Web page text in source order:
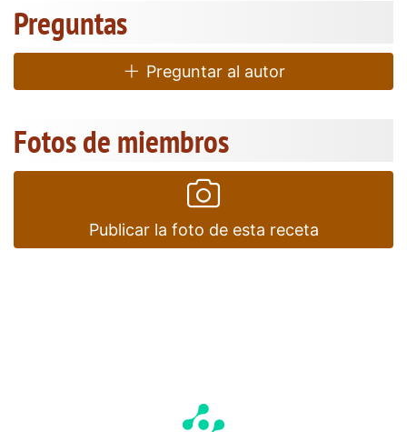
Preguntas
Preguntar al autor
Fotos de miembros
Publicar la foto de esta receta